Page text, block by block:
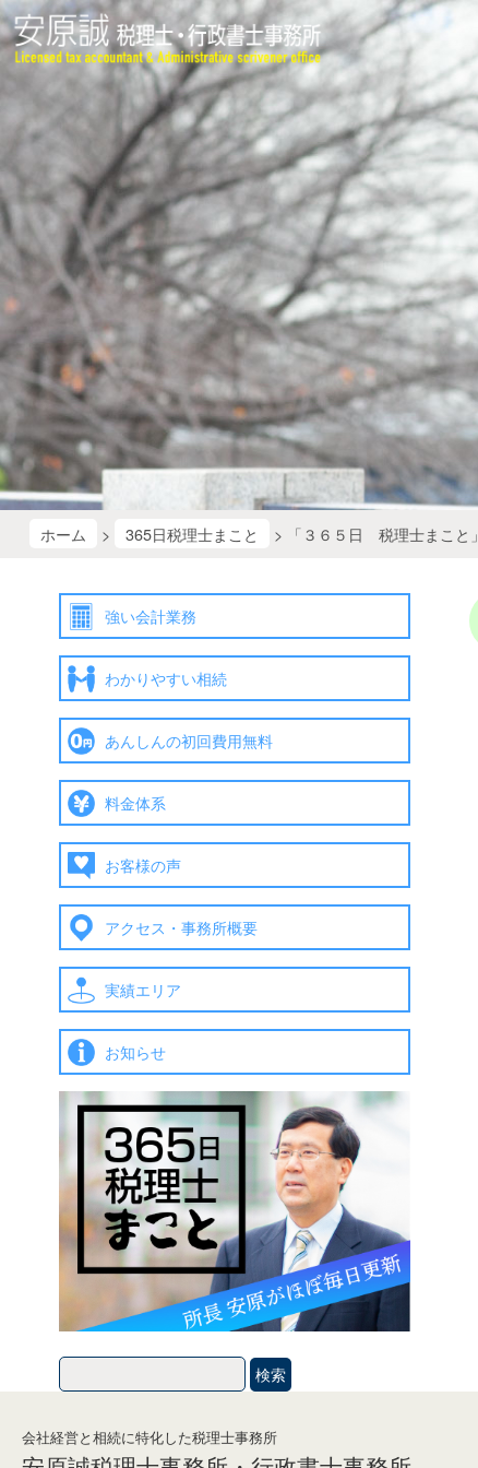
ホーム > 365日税理士まこと > 「３６５日 税理士まこと」
強い会計業務
わかりやすい相続
あんしんの初回費用無料
料金体系
お客様の声
アクセス・事務所概要
実績エリア
お知らせ
会社経営と相続に特化した税理士事務所